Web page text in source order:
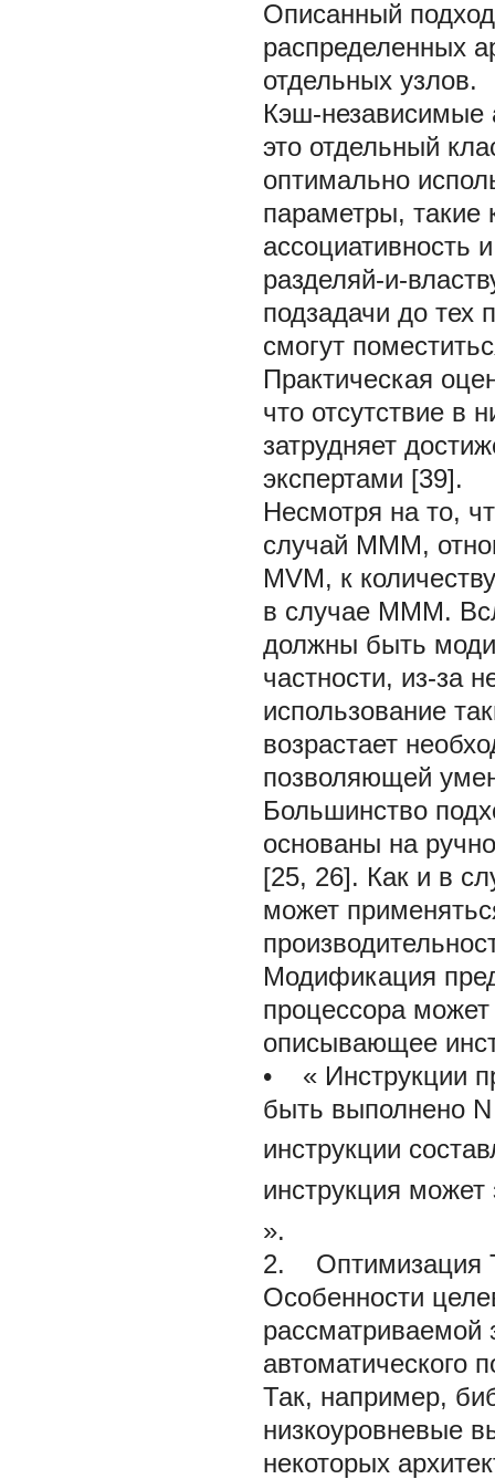
Описанный
распределенных
отдельных узлов.
Кэш-независимые
это отдельный
оптимально
параметры, такие
ассоциативность
разделяй-и-
подзадачи до тех
смогут
Практическая
что отсутствие в
затрудняет
экспертами [39].
Несмотря на то,
случай MMM,
MVM, к
в случае MMM.
должны быть
частности, из-за
использование
возрастает
позволяющей
Большинство
основаны на
[25, 26]. Как и в
может
Модификация
процессора
описывающее
• « Инструкции
быть выполнено N
инструкции
инструкция
».
2. Оптимизация
Особенности
рассматриваемой
автоматического
Так, например,
низкоуровневые
некоторых